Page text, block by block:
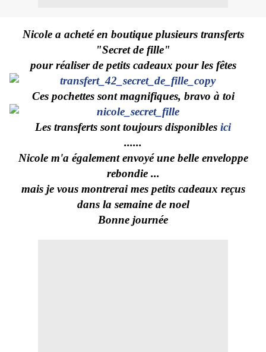
Nicole a acheté en boutique plusieurs transferts
"Secret de fille"
pour réaliser de petits cadeaux pour les fêtes
Ces pochettes sont magnifiques, bravo à toi
Les transferts sont toujours disponibles ici
......
Nicole m'a également envoyé une belle enveloppe
rebondie ...
mais je vous montrerai mes petits cadeaux reçus
dans la semaine de noel
Bonne journée